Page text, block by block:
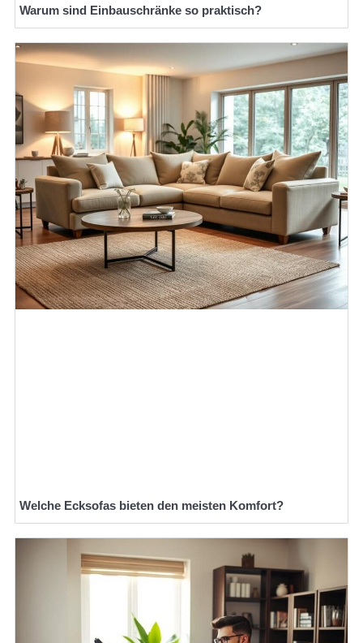
Warum sind Einbauschränke so praktisch?
Welche Ecksofas bieten den meisten Komfort?